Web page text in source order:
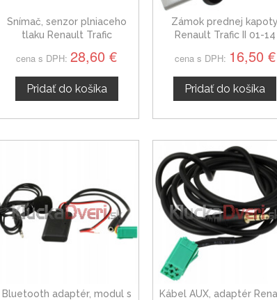
Snímač, senzor plniaceho
tlaku Renault Trafic
cena s DPH: 28,60 €
Pridať do košíka
Zámok prednej kapoty
Renault Trafic II 01-14
cena s DPH: 16,50 €
Pridať do košíka
Bluetooth adaptér, modul s
Kábel AUX, adaptér